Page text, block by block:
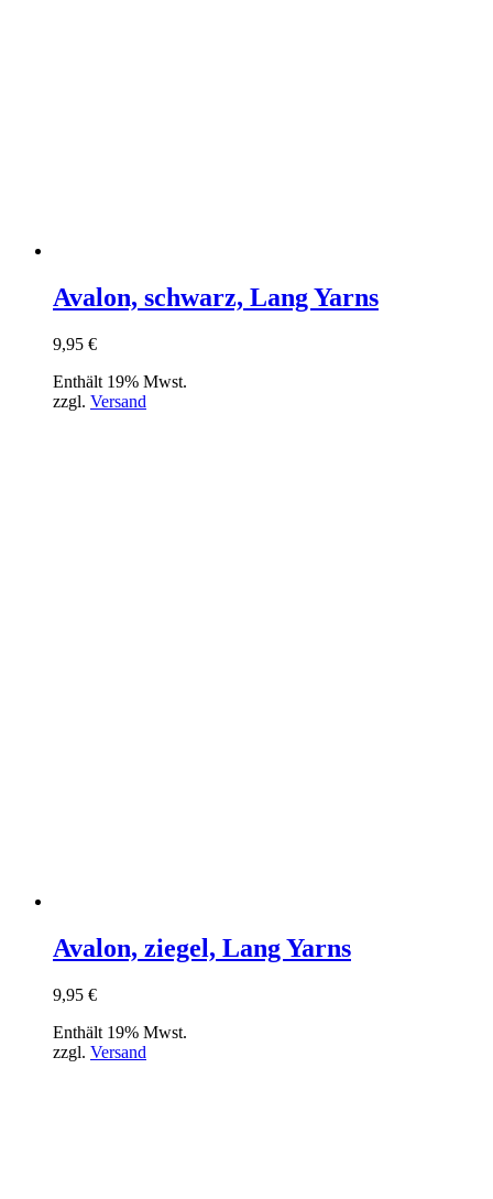
Avalon, schwarz, Lang Yarns
9,95 €
Enthält 19% Mwst.
zzgl. Versand
Avalon, ziegel, Lang Yarns
9,95 €
Enthält 19% Mwst.
zzgl. Versand